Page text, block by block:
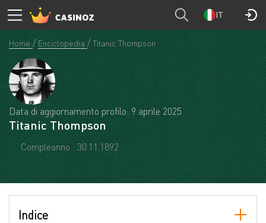
IT
Home Enciclopedia Titanic Thompson
Data di aggiornamento profilo: 9 aprile 2025
Titanic Thompson
Compleanno : 30.11.1892
Indice